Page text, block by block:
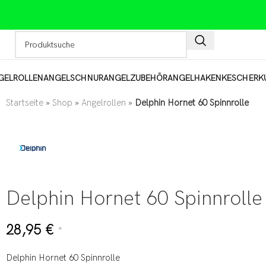
ANGELSCHNURANGELZUBEHÖRANGELHAKENKESCHER
Startseite » Shop » Angelrollen » Delphin Hornet 60 Spinnrolle
Delphin Hornet 60 Spinnrolle
28,95 € *
Delphin Hornet 60 Spinnrolle